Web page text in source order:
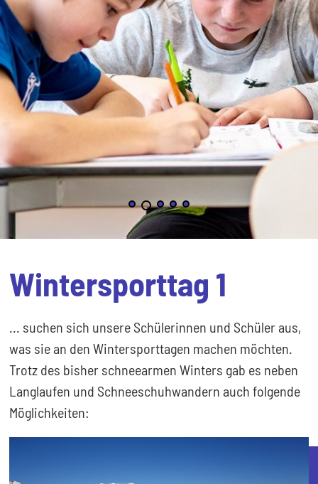
Wintersporttag 1
... suchen sich unsere Schülerinnen und Schüler aus,
was sie an den Wintersporttagen machen möchten.
Trotz des bisher schneearmen Winters gab es neben
Langlaufen und Schneeschuhwandern auch folgende
Möglichkeiten: